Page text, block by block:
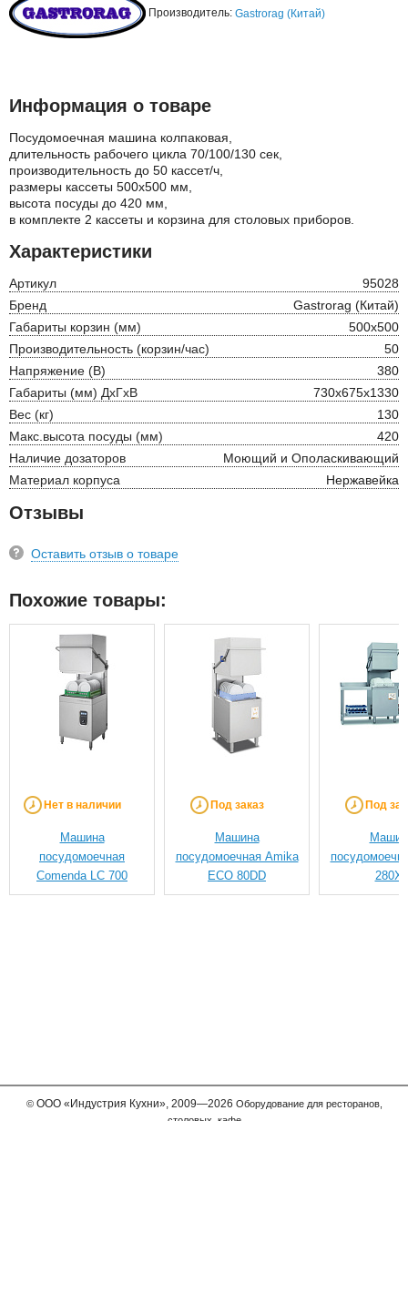
Производитель: Gastrorag (Китай)
Информация о товаре
Посудомоечная машина колпаковая,
длительность рабочего цикла 70/100/130 сек,
производительность до 50 кассет/ч,
размеры кассеты 500х500 мм,
высота посуды до 420 мм,
в комплекте 2 кассеты и корзина для столовых приборов.
Характеристики
Артикул
95028
Бренд
Gastrorag (Китай)
Габариты корзин (мм)
500х500
Производительность (корзин/час)
50
Напряжение (В)
380
Габариты (мм) ДхГхВ
730х675х1330
Вес (кг)
130
Макс.высота посуды (мм)
420
Наличие дозаторов
Моющий и Ополаскивающий
Материал корпуса
Нержавейка
Отзывы
Оставить отзыв о товаре
Похожие товары:
Нет в наличии
Машина
посудомоечная
Comenda LC 700
Под заказ
Машина
посудомоечная Amika
ECO 80DD
Под
280XL
© ООО «Индустрия Кухни»,2009—2026 Оборудование для ресторанов,
столовых, кафе